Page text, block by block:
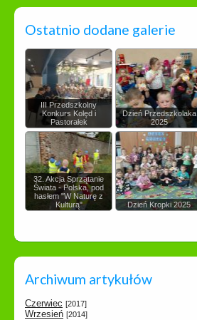
Ostatnio dodane galerie
III Przedszkolny
Konkurs Kolęd i
Pastorałek
Dzień Przedszkolaka
2025
32. Akcja Sprzątanie
Świata - Polska, pod
hasłem "W Naturę z
Kulturą"
Dzień Kropki 2025
Archiwum artykułów
Czerwiec [2017]
Wrzesień [2014]